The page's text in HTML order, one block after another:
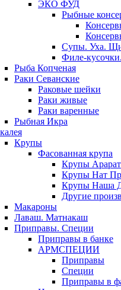
ЭКО ФУД
Рыбные
Супы. Уха.
Филе-
Рыба Копченая
Раки Севанские
Раковые шейки
Раки живые
Раки варенные
Рыбная Икра
Крупы
Фасованная крупа
Крупы Арарат
Крупы Нат
Крупы Наша
Другие
Макароны
Лаваш. Матнакаш
Приправы. Специи
Приправы в банке
АРМСПЕЦИИ
Приправы
Специи
Приправы в